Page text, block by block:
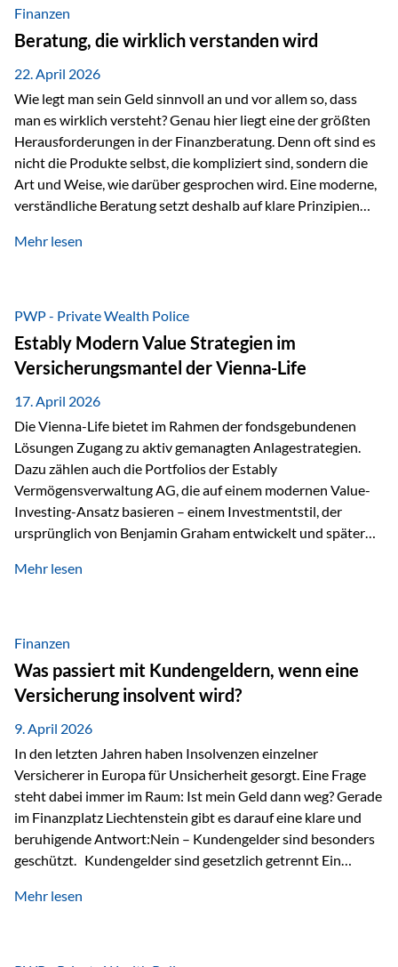
verfügbaren Kennzahlen (Stand Ende 2024, veröffentlicht
2025/2026)…
Finanzen
Beratung, die wirklich verstanden wird
22. April 2026
Wie legt man sein Geld sinnvoll an und vor allem so, dass
man es wirklich versteht? Genau hier liegt eine der größten
Herausforderungen in der Finanzberatung. Denn oft sind es
nicht die Produkte selbst, die kompliziert sind, sondern die
Art und Weise, wie darüber gesprochen wird. Eine moderne,
verständliche Beratung setzt deshalb auf klare Prinzipien
fünf zentrale Faktoren: eine saubere Struktur, breite
diesem Thema liefern unter anderem die praxisnahen
Ansätze von Finanzexperte Klaus Rost, der seit vielen Jahren
für eine verständliche und…
Mehr lesen
PWP - Private Wealth Police
Estably Modern Value Strategien im
Versicherungsmantel der Vienna-Life
17. April 2026
Die Vienna-Life bietet im Rahmen der fondsgebundenen
Lösungen Zugang zu aktiv gemanagten Anlagestrategien.
Dazu zählen auch die Portfolios der Estably
Vermögensverwaltung AG, die auf einem modernen Value-
Investing-Ansatz basieren – einem Investmentstil, der
ursprünglich von Benjamin Graham entwickelt und später
Modernes Value Investing als Grundlage Der
Fokus stehen Unternehmen, deren Börsenkurs unter ihrem
inneren Wert liegt. Neben klassischen
Bewertungskennzahlen werden auch qualitative Faktoren
wie Geschäftsmodell, Wettbewerbsvorteile und
Managementqualität…
Mehr lesen
Finanzen
Was passiert mit Kundengeldern, wenn eine
Versicherung insolvent wird?
9. April 2026
In den letzten Jahren haben Insolvenzen einzelner
Versicherer in Europa für Unsicherheit gesorgt. Eine Frage
steht dabei immer im Raum: Ist mein Geld dann weg? Gerade
im Finanzplatz Liechtenstein gibt es darauf eine klare und
beruhigende Antwort:Nein – Kundengelder sind besonders
geschützt. Kundengelder sind gesetzlich getrennt Ein
sogenannte Sondermasse. Das bedeutet:Die
Mehr lesen